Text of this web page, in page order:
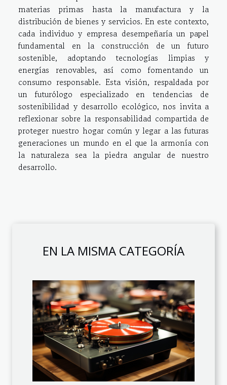
materias primas hasta la manufactura y la
distribución de bienes y servicios. En este contexto,
cada individuo y empresa desempeñaría un papel
fundamental en la construcción de un futuro
sostenible, adoptando tecnologías limpias y
energías renovables, así como fomentando un
consumo responsable. Esta visión, respaldada por
un futurólogo especializado en tendencias de
sostenibilidad y desarrollo ecológico, nos invita a
reflexionar sobre la responsabilidad compartida de
proteger nuestro hogar común y legar a las futuras
generaciones un mundo en el que la armonía con
la naturaleza sea la piedra angular de nuestro
desarrollo.
EN LA MISMA CATEGORÍA